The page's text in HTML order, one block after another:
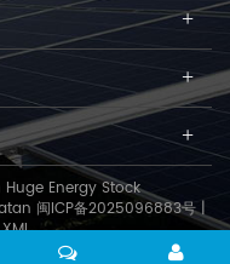
Energy Stock
闽ICP备2025096883号|
XML